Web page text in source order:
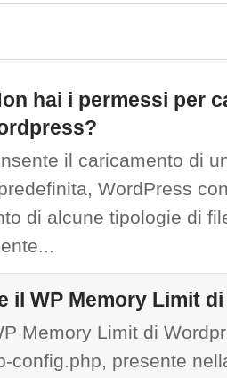
hai i permessi per
il caricamento di
WordPress
di alcune tipologie di
il WP Memory Limit
Memory Limit di
config.php, presente